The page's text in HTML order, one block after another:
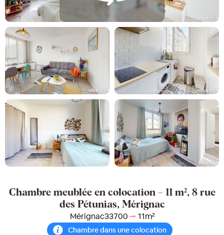
Chambre meublée en colocation – 11 m², 8 rue
des Pétunias, Mérignac
Mérignac33700 11m²
Chambre dans une colocation